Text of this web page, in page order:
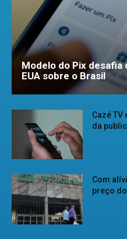
Modelo do Pix
EUA sobre o Brasil
Cazé
da
Com
preço